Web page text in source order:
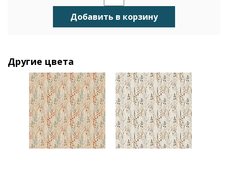
Добавить в корзину
Другие цвета